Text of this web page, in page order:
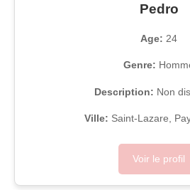
Pedro
Age: 24
Genre:
Description: Non
Ville: Saint-Lazare,
Voir le profil